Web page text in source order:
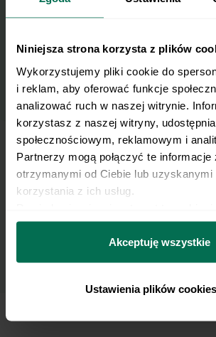
Niniejsza strona korzysta z plików
Wykorzystujemy pliki cookie do
i reklam, aby oferować funkcje
analizować ruch w naszej witrynie.
korzystasz z naszej witryny,
społecznościowym, reklamowym i
Partnerzy mogą połączyć te
otrzymanymi od Ciebie lub uzyskanymi
korzystania z ich usług.
można się z nami skontaktować i w
przetwarzamy dane osobowe w ramach
prywatności.
Akceptuję wszystkie
Ustawienia plików cookies
Email
Wyślij
Wyrażam zgodę na
danych osobowych w celu
polityką prywatności.